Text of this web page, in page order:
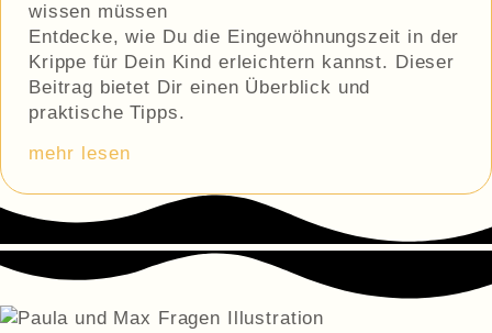
wissen müssen
Entdecke, wie Du die Eingewöhnungszeit in der
Krippe für Dein Kind erleichtern kannst. Dieser
Beitrag bietet Dir einen Überblick und
praktische Tipps.
mehr lesen